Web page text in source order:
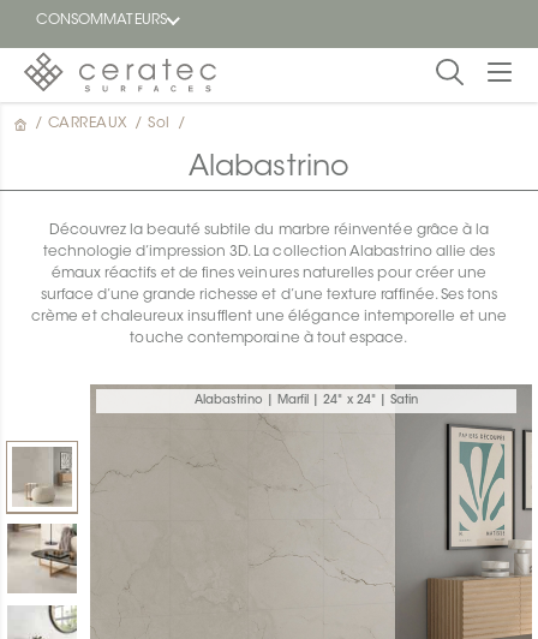
CONSOMMATEURS
En
Trouver
un
détaillant
/ CARREAUX / Sol /
Alabastrino
Découvrez la beauté subtile du marbre réinventée grâce à la
technologie d’impression 3D. La collection Alabastrino allie des
émaux réactifs et de fines veinures naturelles pour créer une
surface d’une grande richesse et d’une texture raffinée. Ses tons
crème et chaleureux insufflent une élégance intemporelle et une
touche contemporaine à tout espace.
Alabastrino | Marfil | 24" x 24" | Satin